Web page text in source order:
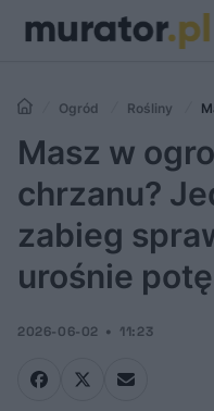
Ogród Rośliny
Jeden prosty zabieg sprawi,
Masz w
chrzanu?
zabieg
urośnie
2026-06-02 11:23